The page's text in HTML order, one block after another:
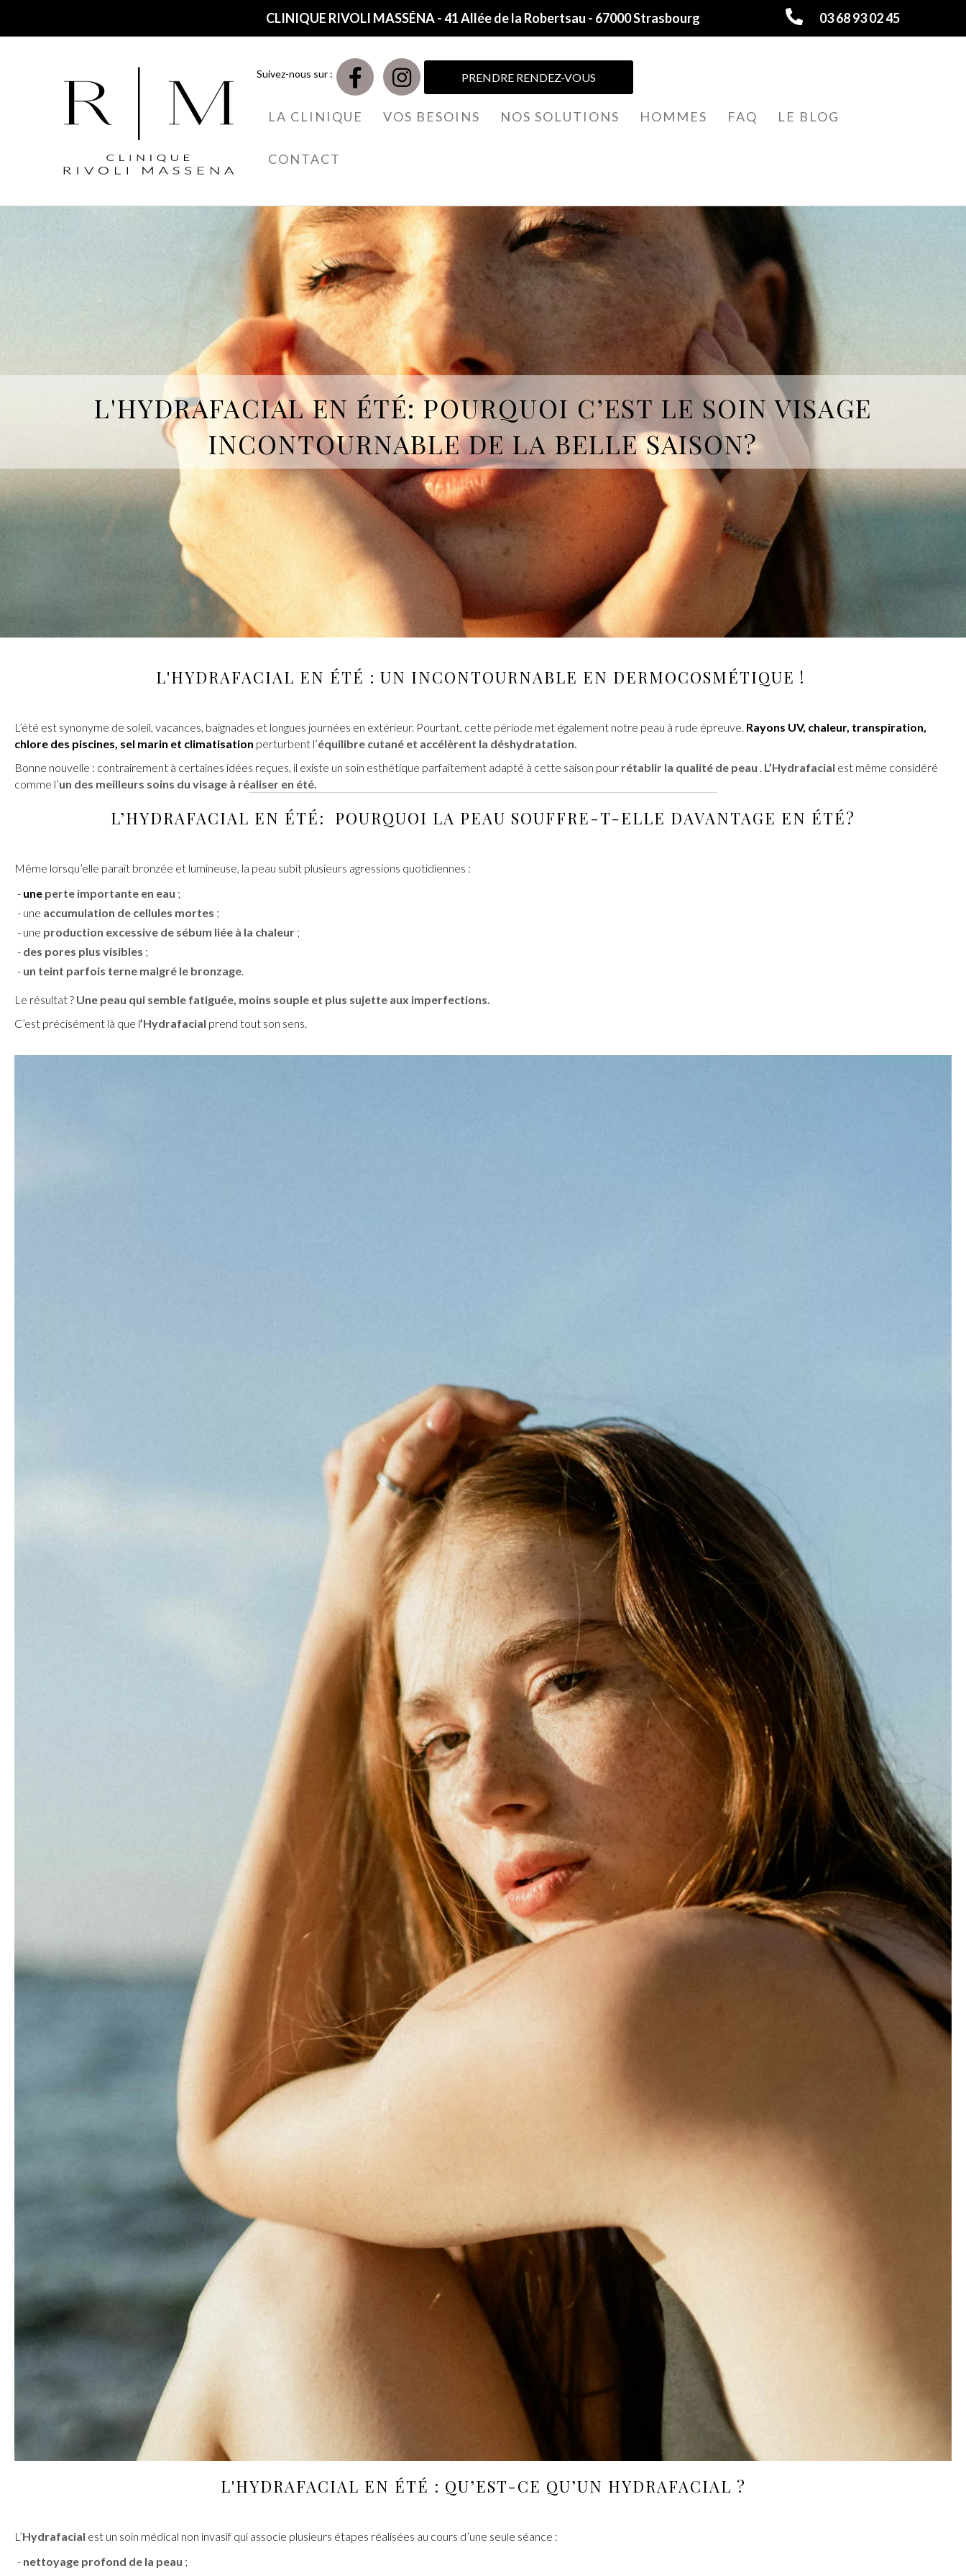
CLINIQUE RIVOLI MASSÉNA - 41 Allée de la Robertsau - 67000 Strasbourg 03 68 93 02 45
Suivez-nous sur : PRENDRE RENDEZ-VOUS
LA CLINIQUE VOS BESOINS NOS SOLUTIONS HOMMES FAQ LE BLOG
CONTACT
L'HYDRAFACIAL EN ÉTÉ: POURQUOI C’EST LE SOIN VISAGE
INCONTOURNABLE DE LA BELLE SAISON?
L'HYDRAFACIAL EN ÉTÉ : UN INCONTOURNABLE EN DERMOCOSMÉTIQUE !
L’été est synonyme de soleil, vacances, baignades et longues journées en extérieur. Pourtant, cette période met également notre peau à rude épreuve. Rayons UV, chaleur, transpiration,
chlore des piscines, sel marin et climatisation perturbent l’équilibre cutané et accélèrent la déshydratation.
Bonne nouvelle : contrairement à certaines idées reçues, il existe un soin esthétique parfaitement adapté à cette saison pour rétablir la qualité de peau . L’Hydrafacial est même considéré
comme l’un des meilleurs soins du visage à réaliser en été.
L’HYDRAFACIAL EN ÉTÉ: POURQUOI LA PEAU SOUFFRE-T-ELLE DAVANTAGE EN ÉTÉ?
Même lorsqu’elle paraît bronzée et lumineuse, la peau subit plusieurs agressions quotidiennes :
une perte importante en eau ;
une accumulation de cellules mortes ;
une production excessive de sébum liée à la chaleur ;
des pores plus visibles ;
un teint parfois terne malgré le bronzage.
Le résultat ? Une peau qui semble fatiguée, moins souple et plus sujette aux imperfections.
C’est précisément là que l’Hydrafacial prend tout son sens.
L'HYDRAFACIAL EN ÉTÉ : QU’EST-CE QU’UN HYDRAFACIAL ?
L’Hydrafacial est un soin médical non invasif qui associe plusieurs étapes réalisées au cours d’une seule séance :
nettoyage profond de la peau ;